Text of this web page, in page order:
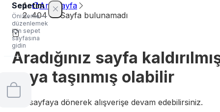
Sepetim
Önizleme —
düzenlemek
için sepet
sayfasına
gidin
Ana sayfa
404 — Sayfa bulunamadı
Aradığınız sayfa
veya taşınmış olabilir
Ana sayfaya dönerek alışverişe devam edebilirsiniz.